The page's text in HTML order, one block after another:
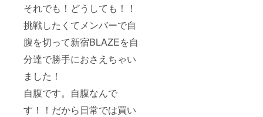
それでも！どうしても！！
挑戦したくてメンバーで自
腹を切って新宿BLAZEを自
分達で勝手におさえちゃい
ました！
自腹です。自腹なんで
す！！だから日常では買い